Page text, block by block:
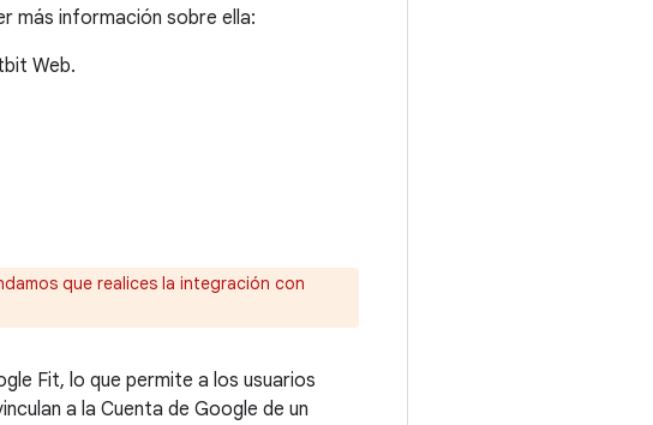
más información sobre ella:
Web.
que realices la integración con
Fit, lo que permite a los usuarios
a la Cuenta de Google de un